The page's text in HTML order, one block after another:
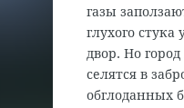
газы
глухого
двор. Но
селятся в
обглоданных